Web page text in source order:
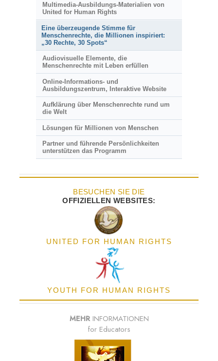
Multimedia-Ausbildungs-Materialien von
United for Human Rights
Eine überzeugende Stimme für
Menschenrechte, die Millionen inspiriert:
„30 Rechte, 30 Spots“
Audiovisuelle Elemente, die
Menschenrechte mit Leben erfüllen
Online-Informations- und
Ausbildungszentrum, Interaktive Website
Aufklärung über Menschenrechte rund um
die Welt
Lösungen für Millionen von Menschen
Partner und führende Persönlichkeiten
unterstützen das Programm
BESUCHEN SIE DIE
OFFIZIELLEN WEBSITES:
UNITED FOR HUMAN RIGHTS
YOUTH FOR HUMAN RIGHTS
MEHR INFORMATIONEN
for Educators